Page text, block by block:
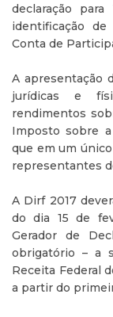
declaração
identificação
Conta de
A apresentação
jurídicas e
rendimentos
Imposto sobre
que em um
representantes
A Dirf 2017
do dia 15 de
Gerador de
obrigatório – a
Receita Federal
a partir do